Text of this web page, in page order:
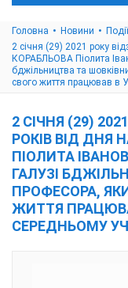
Головна Новини Події
2 січня (29) 2021 року
КОРАБЛЬОВА Піолита
бджільництва та
свого життя працював в
2 СІЧНЯ (29)
РОКІВ ВІД ДНЯ
ПІОЛИТА
ГАЛУЗІ
ПРОФЕСОРА,
ЖИТТЯ
СЕРЕДНЬОМУ